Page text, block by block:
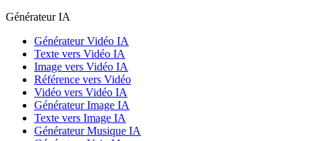
Générateur IA
Générateur Vidéo IA
Texte vers Vidéo IA
Image vers Vidéo IA
Référence vers Vidéo
Vidéo vers Vidéo IA
Générateur Image IA
Texte vers Image IA
Générateur Musique IA